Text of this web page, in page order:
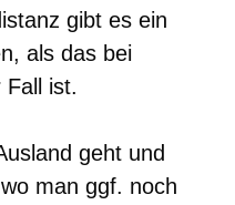
gibt es ein
als das bei
Fall ist.
geht und
man ggf. noch